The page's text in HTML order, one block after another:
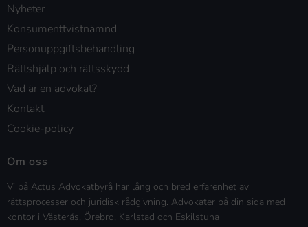
Nyheter
Konsumenttvistnämnd
Personuppgiftsbehandling
Rättshjälp och rättsskydd
Vad är en advokat?
Kontakt
Cookie-policy
Om oss
Vi på Actus Advokatbyrå har lång och bred erfarenhet av
rättsprocesser och juridisk rådgivning. Advokater på din sida med
kontor i Västerås, Örebro, Karlstad och Eskilstuna